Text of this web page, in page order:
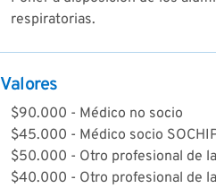
respiratorias.
Valores
$90.000 - Médico no socio
$45.000 - Médico socio
$50.000 - Otro profesional de
$40.000 - Otro profesional de